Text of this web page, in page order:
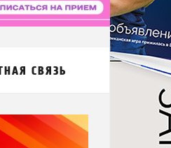
СВЯЗЬ